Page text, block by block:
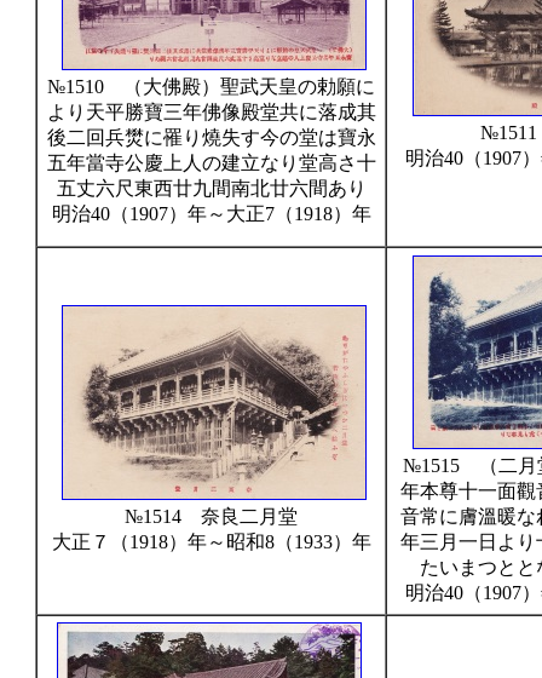
№1510 （大佛殿）聖武天皇の勅願に
より天平勝寶三年佛像殿堂共に落成其
後二回兵燓に罹り燒失す今の堂は寶永
五年當寺公慶上人の建立なり堂高さ十
五丈六尺東西廿九間南北廿六間あり
明治40（1907）年～大正7（1918）年
明治40（1907
№1514 奈良二月堂
大正７（1918）年～昭和8（1933）年
№1515 （二月
年本尊十一面觀
音常に膚溫暖な
年三月一日より
たいまつと
明治40（1907